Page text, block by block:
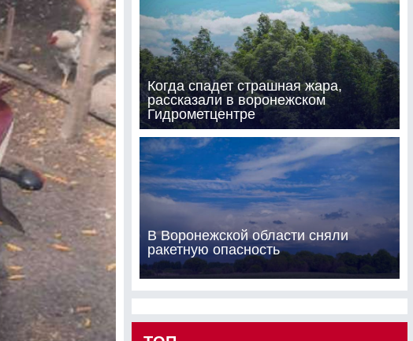
Когда спадет страшная жара,
рассказали в воронежском
Гидрометцентре
В Воронежской области сняли
ракетную опасность